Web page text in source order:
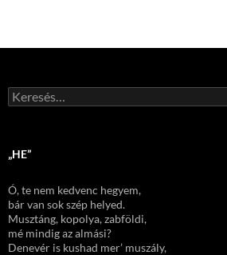
Keresés:
„HE”
Ó, te nem kedvenc hegyem,
bár van sok szép helyed.
Musztáng, kopolya, zabföldi,
mé mindig az almási?
Denevér is kushad mer’ muszály,